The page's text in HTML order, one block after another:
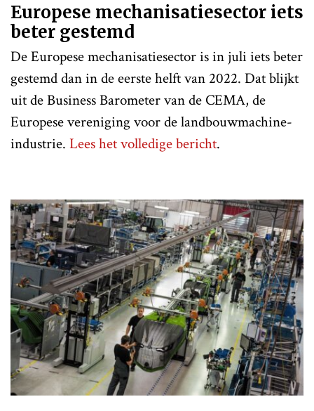
Europese mechanisatiesector iets
beter gestemd
De Europese mechanisatiesector is in juli iets beter
gestemd dan in de eerste helft van 2022. Dat blijkt
uit de Business Barometer van de CEMA, de
Europese vereniging voor de landbouwmachine-
industrie. Lees het volledige bericht.